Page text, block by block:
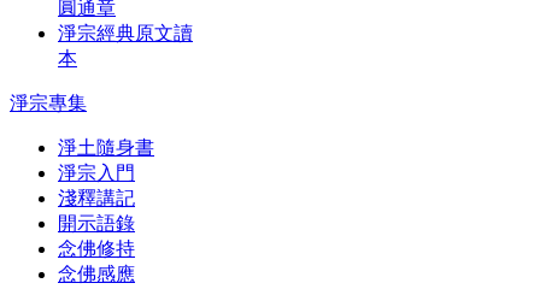
圓通章
淨宗經典原文讀
本
淨宗專集
淨土隨身書
淨宗入門
淺釋講記
開示語錄
念佛修持
念佛感應